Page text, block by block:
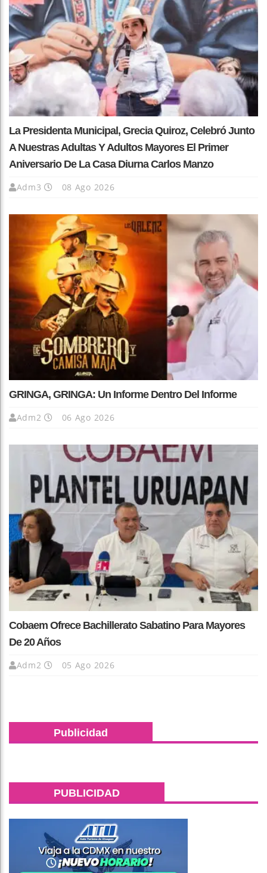
La Presidenta Municipal, Grecia Quiroz, Celebró Junto
A Nuestras Adultas Y Adultos Mayores El Primer
Aniversario De La Casa Diurna Carlos Manzo
Adm3 08 Ago 2026
GRINGA, GRINGA: Un Informe Dentro Del Informe
Adm2 06 Ago 2026
Cobaem Ofrece Bachillerato Sabatino Para Mayores
De 20 Años
Adm2 05 Ago 2026
Publicidad
PUBLICIDAD